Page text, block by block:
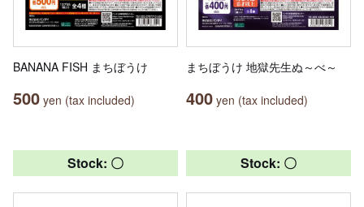
BANANA FISH まちぼうけ
500 yen (tax included)
まちぼうけ 地獄先生ぬ～べ～
400 yen (tax included)
Stock: 〇 Stock: 〇